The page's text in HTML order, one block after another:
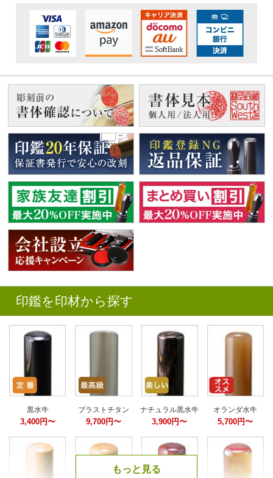
印鑑を印材から探す
もっと見る
黒水牛
3,400円〜
ブラストチタン
9,700円〜
ナチュラル黒水牛
3,900円〜
オランダ水牛
5,700円〜